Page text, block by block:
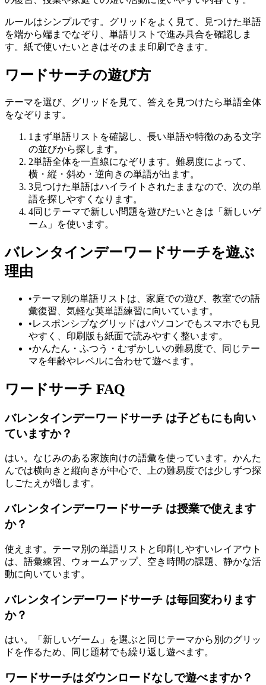
ルールはシンプルです。グリッドをよく見て、見つけた単語
を端から端までなぞり、単語リストで進み具合を確認しま
す。紙で使いたいときはそのまま印刷できます。
ワードサーチの遊び方
テーマを選び、グリッドを見て、答えを見つけたら単語全体
をなぞります。
1 まず単語リストを確認し、長い単語や特徴のある文字
の並びから探します。
2単語全体を一直線になぞります。難易度によって、
横・縦・斜め・逆向きの単語が出ます。
3見つけた単語はハイライトされたままなので、次の単
語を探しやすくなります。
4同じテーマで新しい問題を遊びたいときは「新しいゲ
ーム」を使います。
バレンタインデーワードサーチを遊ぶ
理由
•テーマ別の単語リストは、家庭での遊び、教室での語
彙復習、気軽な英単語練習に向いています。
•レスポンシブなグリッドはパソコンでもスマホでも見
やすく、印刷版も紙面で読みやすく整います。
•かんたん・ふつう・むずかしいの難易度で、同じテー
マを年齢やレベルに合わせて遊べます。
ワードサーチ FAQ
バレンタインデーワードサーチ は子どもにも向い
ていますか？
はい。なじみのある家族向けの語彙を使っています。かんた
んでは横向きと縦向きが中心で、上の難易度では少しずつ探
しごたえが増します。
バレンタインデーワードサーチ は授業で使えます
か？
使えます。テーマ別の単語リストと印刷しやすいレイアウト
は、語彙練習、ウォームアップ、空き時間の課題、静かな活
動に向いています。
バレンタインデーワードサーチ は毎回変わります
か？
はい。「新しいゲーム」を選ぶと同じテーマから別のグリッ
ドを作るため、同じ題材でも繰り返し遊べます。
ワードサーチはダウンロードなしで遊べますか？